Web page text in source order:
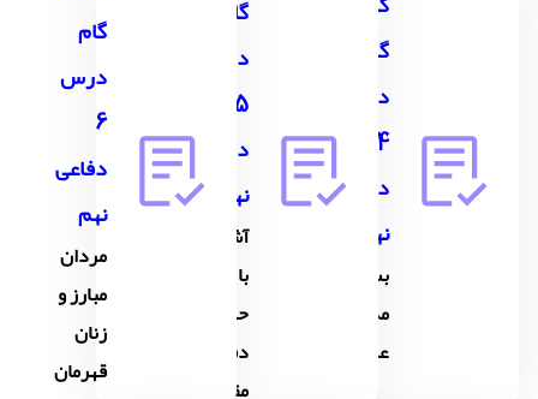
گام
درس
4
دفاعی
نهم
بسیج،
مدرسۀ
عشق
گام
درس
5
دفاعی
نهم
آشنایی
با
حماسۀ
دفاع
مقدس
گام
درس
6
دفاعی
نهم
مردان
مبارز و
زنان
قهرمان